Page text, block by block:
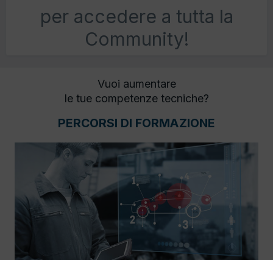
per accedere a tutta la
Community!
Vuoi aumentare
le tue competenze tecniche?
PERCORSI DI FORMAZIONE